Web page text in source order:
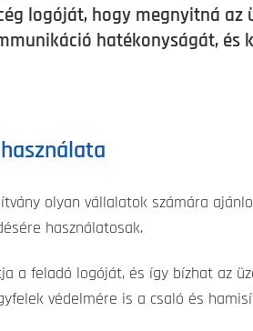
logóját, hogy megnyitná az
hatékonyságát, és
olyan vállalatok számára
használatosak.
a feladó logóját, és így bízhat az
védelmére is a csaló és